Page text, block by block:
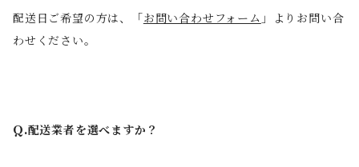
配送日ご希望の方は、「お問い合わせフォーム 」よりお問い合
わせください。
Q.配送業者を選べますか？